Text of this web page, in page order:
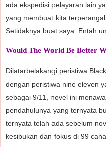
ada ekspedisi pelayaran lain
yang membuat kita
Setidaknya buat saya. Entah
Would The World Be Better
Dilatarbelakangi peristiwa
dengan peristiwa nine eleven
sebagai 9/11, novel ini
pendahulunya yang ternyata
ternyata telah ada sebelum
kesibukan dan fokus di 99